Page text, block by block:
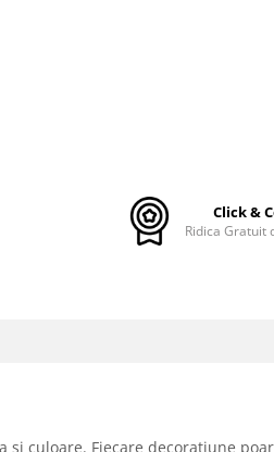
Click &
Ridica Gratuit
culoare. Fiecare decoratiune